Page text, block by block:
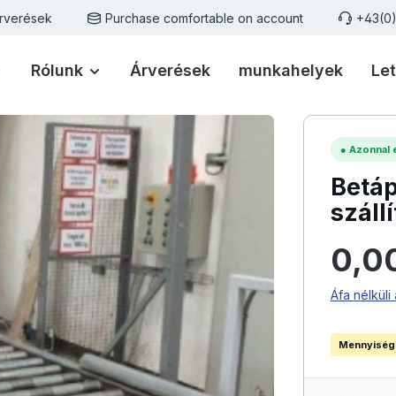
Purchase comfortable on account
Rólunk Árverések munkahelyek
● Azonnal
Normál
Áfa nélküli